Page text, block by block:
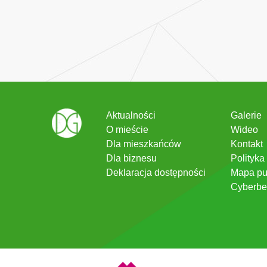
Aktualności
O mieście
Dla mieszkańców
Dla biznesu
Deklaracja dostępności
Galerie
Wideo
Kontakt
Mapa